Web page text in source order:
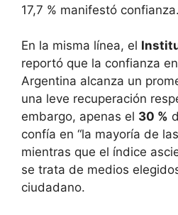
17,7 % manifestó confianza.
En la misma línea, el
reportó que la confianza
Argentina alcanza un
una leve recuperación
embargo, apenas el 30 %
confía en “la mayoría de
mientras que el índice
se trata de medios
ciudadano.